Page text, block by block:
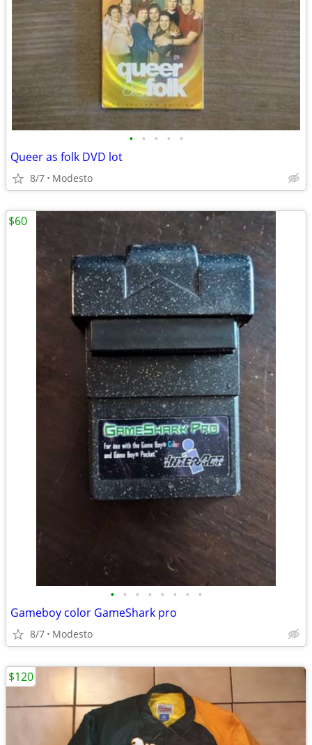
• • • • •
Queer as folk DVD lot
8/7 Modesto
• • • • • • • •
Gameboy color GameShark pro
8/7 Modesto
$60
$120